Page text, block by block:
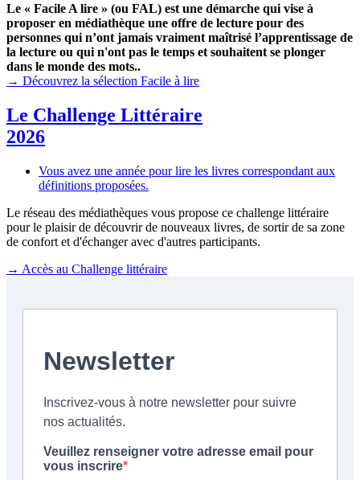
Le « Facile A lire » (ou FAL) est une démarche qui vise à
proposer en médiathèque une offre de lecture pour des
personnes qui n’ont jamais vraiment maîtrisé l’apprentissage de
la lecture ou qui n'ont pas le temps et souhaitent se plonger
dans le monde des mots..
→ Découvrez la sélection Facile à lire
Le Challenge Littéraire
2026
Vous avez une année pour lire les livres correspondant aux
définitions proposées.
Le réseau des médiathèques vous propose ce challenge littéraire
pour le plaisir de découvrir de nouveaux livres, de sortir de sa zone
de confort et d'échanger avec d'autres participants.
→ Accès au Challenge littéraire